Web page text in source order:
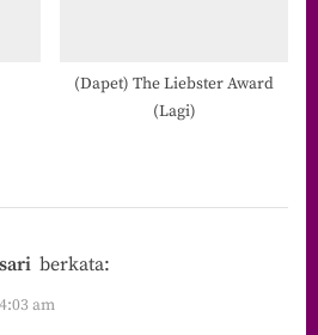
(Dapet) The Liebster Award
(Lagi)
berkata:
am